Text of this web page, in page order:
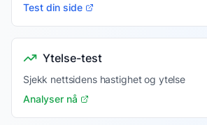
Test din side
Ytelse-test
Sjekk nettsidens hastighet og ytelse
Analyser nå